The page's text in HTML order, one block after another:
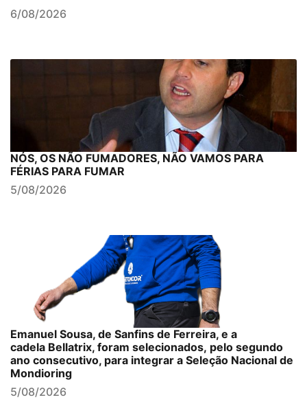
6/08/2026
NÓS, OS NÃO FUMADORES, NÃO VAMOS PARA
FÉRIAS PARA FUMAR
5/08/2026
Emanuel Sousa, de Sanfins de Ferreira, e a
cadela Bellatrix, foram selecionados, pelo segundo
ano consecutivo, para integrar a Seleção Nacional de
Mondioring
5/08/2026